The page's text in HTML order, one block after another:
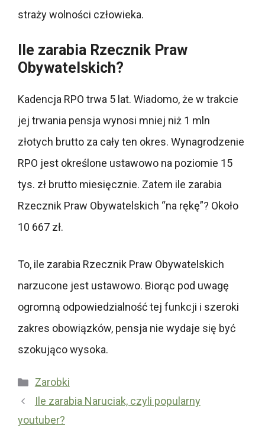
straży wolności człowieka.
Ile zarabia Rzecznik Praw
Obywatelskich?
Kadencja RPO trwa 5 lat. Wiadomo, że w trakcie
jej trwania pensja wynosi mniej niż 1 mln
złotych brutto za cały ten okres. Wynagrodzenie
RPO jest określone ustawowo na poziomie 15
tys. zł brutto miesięcznie. Zatem ile zarabia
Rzecznik Praw Obywatelskich “na rękę”? Około
10 667 zł.
To, ile zarabia Rzecznik Praw Obywatelskich
narzucone jest ustawowo. Biorąc pod uwagę
ogromną odpowiedzialność tej funkcji i szeroki
zakres obowiązków, pensja nie wydaje się być
szokująco wysoka.
Kategorie
Zarobki
Ile zarabia Naruciak, czyli popularny
youtuber?